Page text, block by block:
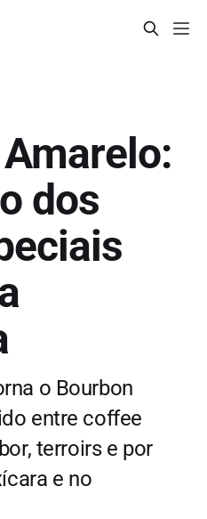
dos
o Bourbon
entre coffee
terroirs e por
e no